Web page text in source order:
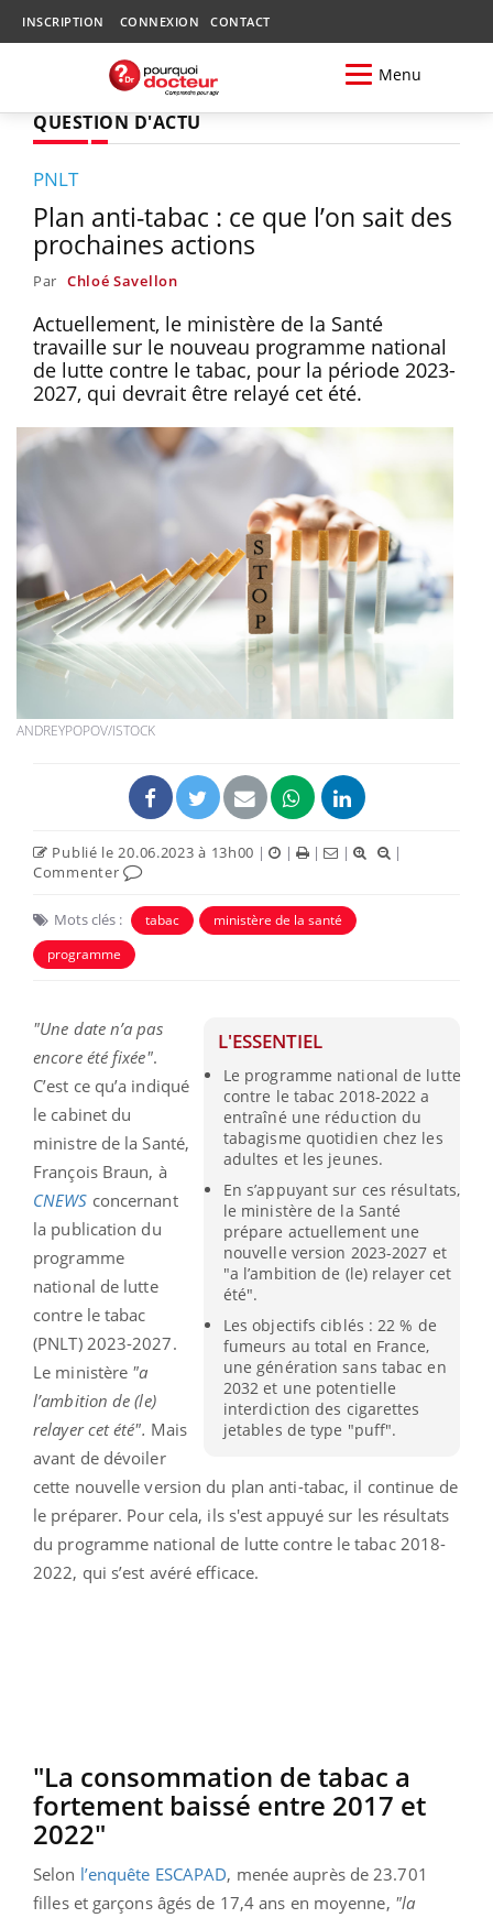
INSCRIPTION CONNEXION CONTACT
Menu
QUESTION D'ACTU
PNLT
Plan anti-tabac : ce que l’on sait des
prochaines actions
Par Chloé Savellon
Actuellement, le ministère de la Santé
travaille sur le nouveau programme national
de lutte contre le tabac, pour la période 2023-
2027, qui devrait être relayé cet été.
ANDREYPOPOV/ISTOCK
Publié le 20.06.2023 à 13h00 | | | |
|
Commenter
Mots clés : tabac
ministère de la santé
programme
L'ESSENTIEL
Le programme national de lutte
contre le tabac 2018-2022 a
entraîné une réduction du
tabagisme quotidien chez les
adultes et les jeunes.
En s’appuyant sur ces résultats,
le ministère de la Santé
prépare actuellement une
nouvelle version 2023-2027 et
"a l’ambition de (le) relayer cet
été".
Les objectifs ciblés : 22 % de
fumeurs au total en France,
une génération sans tabac en
2032 et une potentielle
interdiction des cigarettes
jetables de type "puff".
"Une date n’a pas
encore été fixée".
C’est ce qu’a indiqué
le cabinet du
ministre de la Santé,
François Braun, à
CNEWS concernant
la publication du
programme
national de lutte
contre le tabac
(PNLT) 2023-2027.
Le ministère "a
l’ambition de (le)
relayer cet été". Mais
avant de dévoiler
cette nouvelle version du plan anti-tabac, il continue de
le préparer. Pour cela, ils s'est appuyé sur les résultats
du programme national de lutte contre le tabac 2018-
2022, qui s’est avéré efficace.
"La consommation de tabac a
fortement baissé entre 2017 et
2022"
Selon l’enquête ESCAPAD, menée auprès de 23.701
filles et garçons âgés de 17,4 ans en moyenne, "la